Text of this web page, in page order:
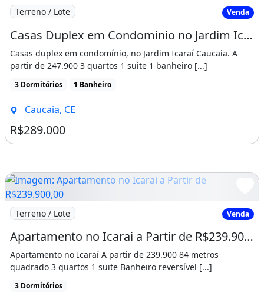
Imagem: Casas Duplex em Condominio no Jardim Icarai
Terreno / Lote Venda
Casas Duplex em Condominio no Jardim Icarai Caucaia 03 Quartos. Salmos 91 7
Casas duplex em condomínio, no Jardim Icaraí Caucaia. A
partir de 247.900 3 quartos 1 suite 1 banheiro [...]
3 Dormitórios 1 Banheiro
Caucaia, CE
R$289.000
Imagem: Apartamento no Icarai a Partir de R$239.900,00
Terreno / Lote Venda
Apartamento no Icarai a Partir de R$239.900,00 C0M 03 Quartos 01 Suite. De Antemão
Apartamento no Icaraí A partir de 239.900 84 metros
quadrado 3 quartos 1 suite Banheiro reversível [...]
3 Dormitórios